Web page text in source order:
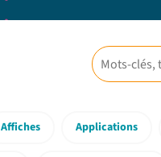
Affiches Applications